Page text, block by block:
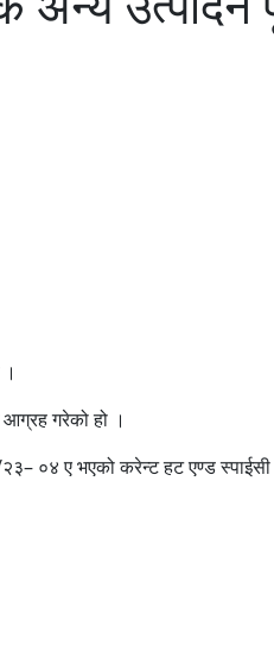
आग्रह गरेको हो ।
०४ ए भएको करेन्ट हट एण्ड